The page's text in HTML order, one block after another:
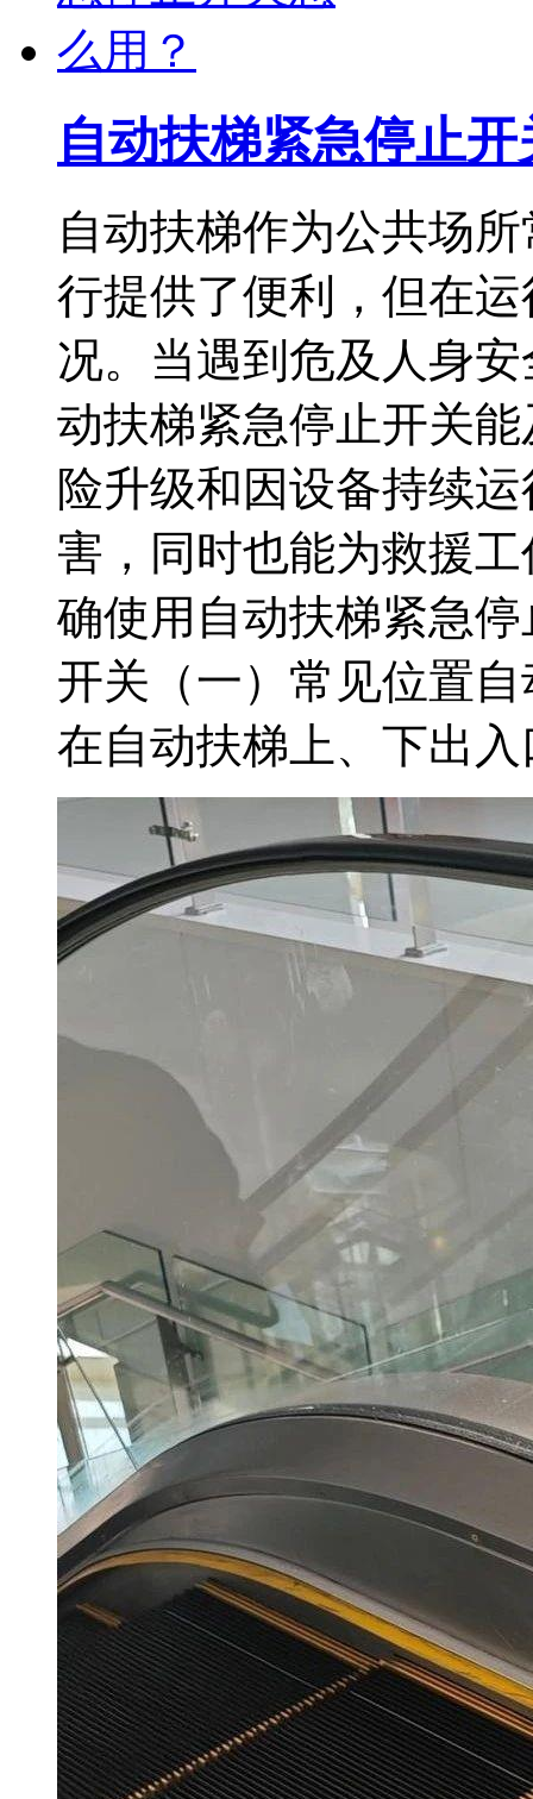
自动扶梯紧急停止
自动扶梯作为公共场
行提供了便利，但在
况。当遇到危及人身
动扶梯紧急停止开关
险升级和因设备持续
害，同时也能为救援
确使用自动扶梯紧急
开关（一）常见位置
在自动扶梯上、下出